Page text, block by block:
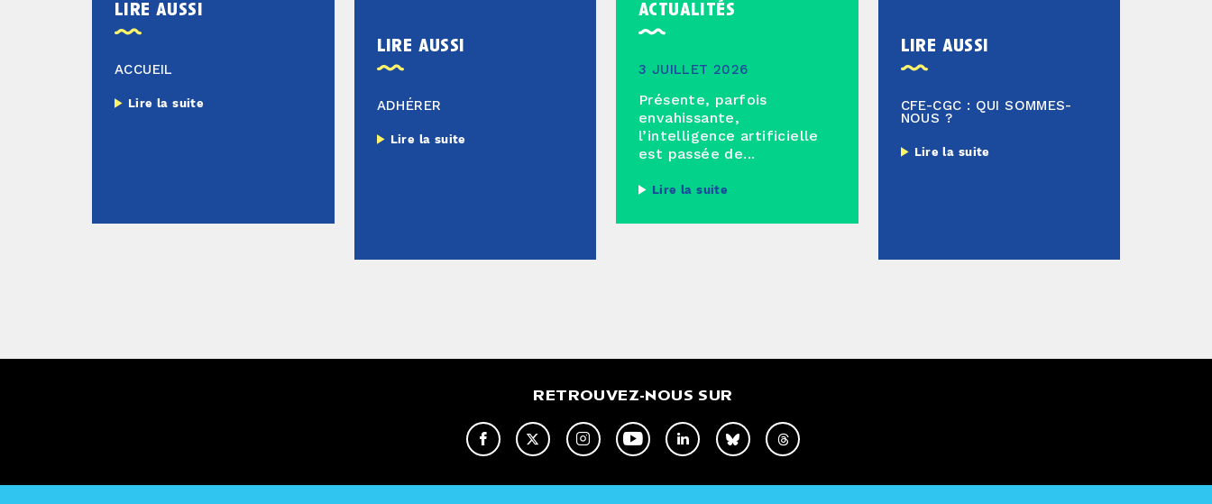
lire aussi
ACCUEIL
Lire la suite
lire aussi
ADHÉRER
Lire la suite
actualités
3 JUILLET 2026
Présente, parfois
envahissante,
l’intelligence artificielle
est passée de...
Lire la suite
lire aussi
CFE-CGC : QUI SOMMES-
NOUS ?
Lire la suite
RETROUVEZ-NOUS SUR